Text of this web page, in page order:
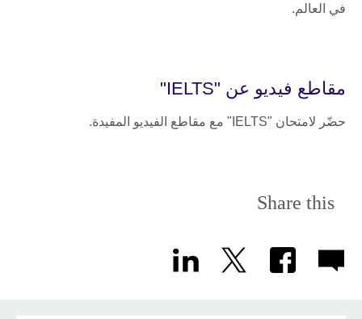
في العالم.
مقاطع فيديو عن "IELTS"
حضّر لامتحان "IELTS" مع مقاطع الفيديو المفيدة.
Share this